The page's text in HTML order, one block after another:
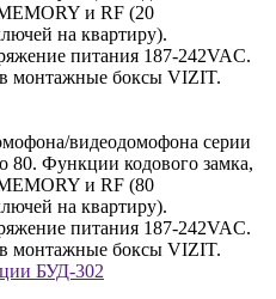
и RF (20
на квартиру).
питания 187-242VAC.
в монтажные боксы VIZIT.
видеодомофона серии
80. Функции кодового замка,
и RF (80
на квартиру).
питания 187-242VAC.
в монтажные боксы VIZIT.
БУД-302